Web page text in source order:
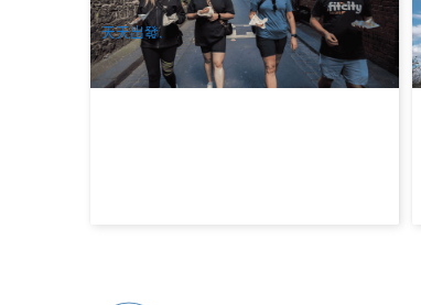
AUD $134.00
天天出發,